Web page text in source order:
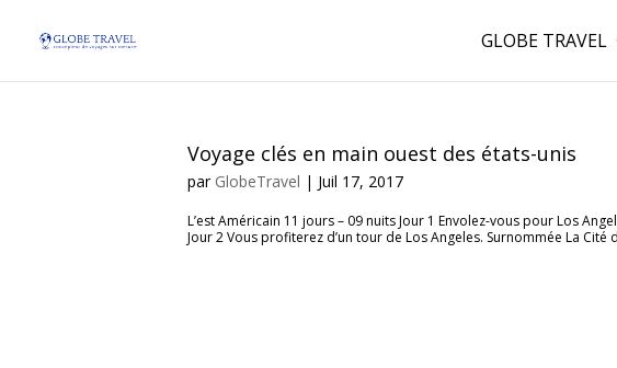
GLOBE TRAVEL
Voyage clés en main ouest des états-unis
par GlobeTravel | Juil 17, 2017
L’est Américain 11 jours – 09 nuits Jour 1 Envolez-vous pour Los
Jour 2 Vous profiterez d’un tour de Los Angeles. Surnommée La